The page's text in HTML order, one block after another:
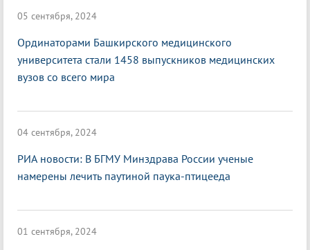
05 сентября, 2024
Ординаторами Башкирского медицинского
университета стали 1458 выпускников медицинских
вузов со всего мира
04 сентября, 2024
РИА новости: В БГМУ Минздрава России ученые
намерены лечить паутиной паука-птицееда
01 сентября, 2024